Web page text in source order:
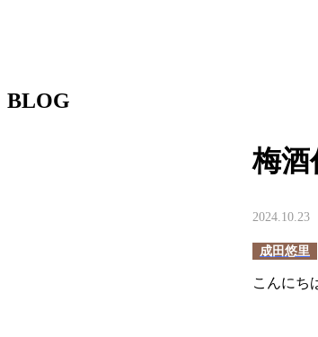
BLOG
梅酒
2024.10.23
成田悠里
こんにち